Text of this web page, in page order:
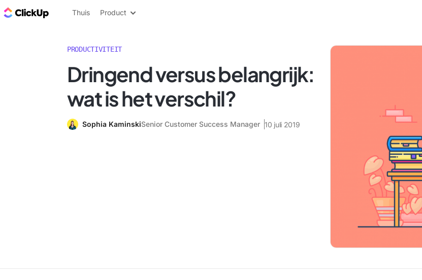
ClickUp Blog
Thuis Product
PRODUCTIVITEIT
Dringend versus belangrijk:
wat is het verschil?
Sophia KaminskiSenior Customer Success Manager 10 juli 2019